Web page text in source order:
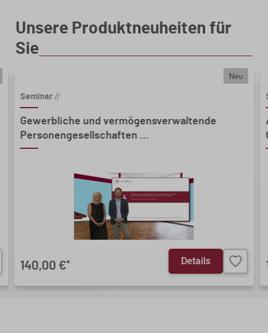
Unsere Produktneuheiten für
Sie
Neu
Seminar//
Gewerbliche und vermögensverwaltende
Personengesellschaften ...
140,00 €* Details